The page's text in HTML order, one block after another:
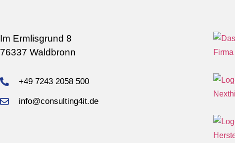
Im Ermlisgrund 8
76337 Waldbronn
+49 7243 2058 500
info@consulting4it.de